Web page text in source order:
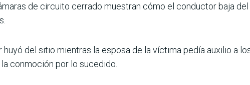
de circuito cerrado muestran cómo el conductor baja
huyó del sitio mientras la esposa de la víctima pedía auxilio a
conmoción por lo sucedido.